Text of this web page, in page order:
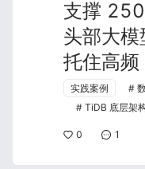
支撑
头部大
托住高频
实践案例
TiDB 底层架
0 1